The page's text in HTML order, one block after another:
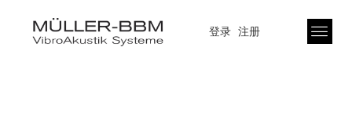
登录 注册